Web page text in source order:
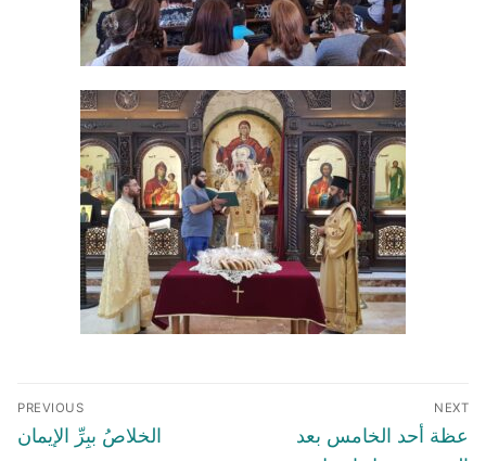
Post
navigation
PREVIOUS
Previous
الخلاصُ ببِرِّ الإيمان
NEXT
Next
عظة أحد الخامس بعد